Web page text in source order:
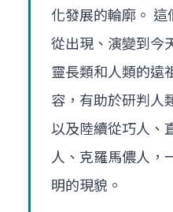
化發展的輪廓。
從出現、演變到今
靈長類和人類的遠
容，有助於研判人
以及陸續從巧人、
人、克羅馬儂人，
明的現貌。